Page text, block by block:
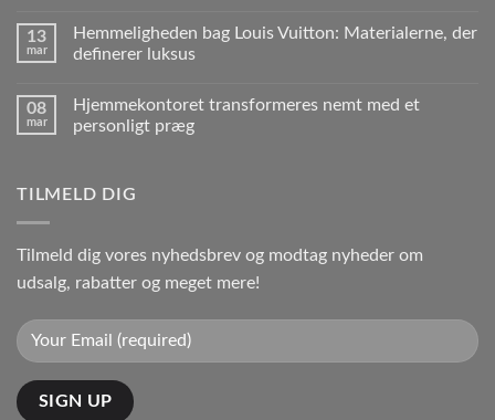
13
mar
Hemmeligheden bag Louis Vuitton: Materialerne, der
definerer luksus
08
mar
Hjemmekontoret transformeres nemt med et
personligt præg
TILMELD DIG
Tilmeld dig vores nyhedsbrev og modtag nyheder om
udsalg, rabatter og meget mere!